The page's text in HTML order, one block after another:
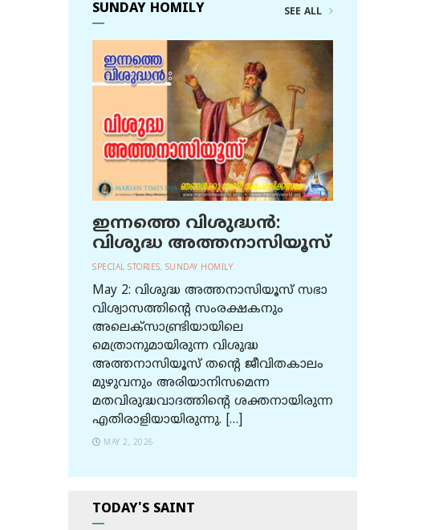
SUNDAY HOMILY SEE ALL
ഇന്നത്തെ വിശുദ്ധന്‍:
വിശുദ്ധ അത്തനാസിയൂസ്
SPECIAL STORIES, SUNDAY HOMILY
May 2: വിശുദ്ധ അത്തനാസിയൂസ് സഭാ
വിശ്വാസത്തിന്റെ സംരക്ഷകനും
അലെക്സാണ്ട്രിയായിലെ
മെത്രാനുമായിരുന്ന വിശുദ്ധ
അത്തനാസിയൂസ് തന്റെ ജീവിതകാലം
മുഴുവനും അരിയാനിസമെന്ന
മതവിരുദ്ധവാദത്തിന്റെ ശക്തനായിരുന്ന
എതിരാളിയായിരുന്നു. […]
MAY 2, 2026
TODAY'S SAINT